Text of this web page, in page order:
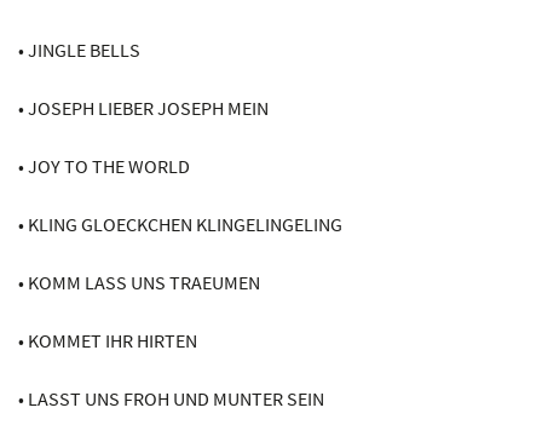
• JINGLE BELLS
• JOSEPH LIEBER JOSEPH MEIN
• JOY TO THE WORLD
• KLING GLOECKCHEN KLINGELINGELING
• KOMM LASS UNS TRAEUMEN
• KOMMET IHR HIRTEN
• LASST UNS FROH UND MUNTER SEIN